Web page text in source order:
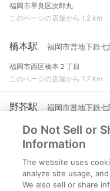
福岡市早良区次郎丸
このページの店舗から 1.2 km
橋本駅 福岡市営地下鉄七
福岡市西区橋本２丁目
このページの店舗から 1.7 km
野芥駅 福岡市営地下鉄七
福岡市早良区野芥
このページの店舗から 1.7 km
室見駅 福岡市営地下鉄空
福岡市早良区室見１丁目
Do Not Sell or
Information
The website uses
analyze site usage,
We also sell or share